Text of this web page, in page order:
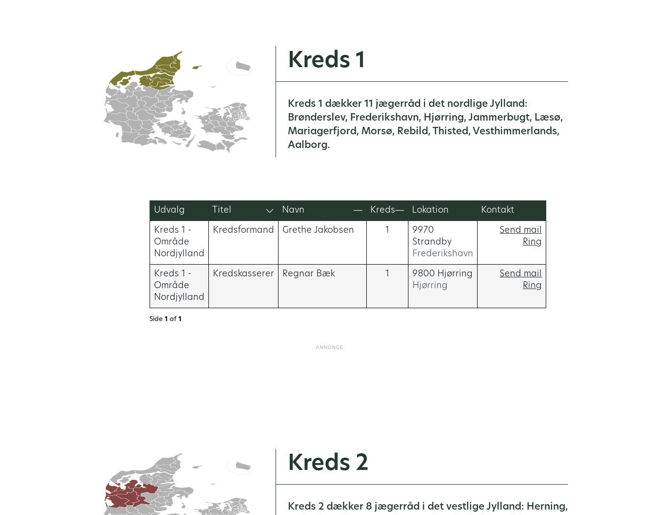
Kreds 1
Kreds 1 dækker 11 jægerråd i det nordlige Jylland:
Brønderslev, Frederikshavn, Hjørring, Jammerbugt, Læsø,
Mariagerfjord, Morsø, Rebild, Thisted, Vesthimmerlands,
Aalborg.
Udvalg Titel Navn Kreds Lokation Kontakt
Kreds 1 -
Område
Nordjylland
Kredsformand Grethe Jakobsen 1
9970
Strandby
Frederikshavn
Send mail
Ring
Kreds 1 -
Område
Nordjylland
Kredskasserer Regnar Bæk 1
9800 Hjørring
Hjørring
Send mail
Ring
Side1 af1
ANNONCE
Kreds 2
Kreds 2 dækker 8 jægerråd i det vestlige Jylland: Herning,